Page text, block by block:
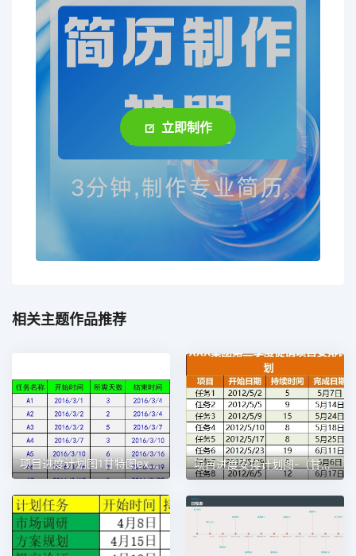
立即制作
相关主题作品推荐
项目进度计划图1甘特图excel模板 项目进度安排计划图-（甘特图）1甘特图excel模板